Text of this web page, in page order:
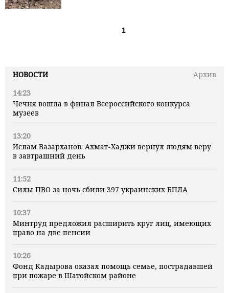
НОВОСТИ
Архив
14:23
Чечня вошла в финал Всероссийского конкурса
музеев
13:20
Ислам Вазарханов: Ахмат-Хаджи вернул людям веру
в завтрашний день
11:52
Силы ПВО за ночь сбили 397 украинских БПЛА
10:37
Минтруд предложил расширить круг лиц, имеющих
право на две пенсии
10:26
Фонд Кадырова оказал помощь семье, пострадавшей
при пожаре в Шатойском районе
1